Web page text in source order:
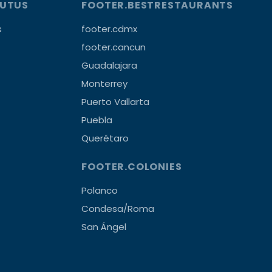
FOOTER.BESTRESTAURANTS
footer.cdmx
footer.cancun
Guadalajara
Monterrey
Puerto Vallarta
Puebla
Querétaro
FOOTER.COLONIES
Polanco
Condesa/Roma
San Ángel